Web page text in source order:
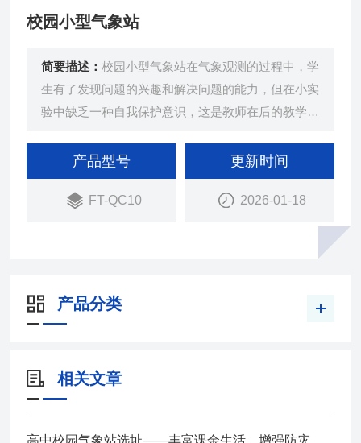
校园小型气象站
简要描述：校园小型气象站在气象观测的过程中，学
生有了发现问题的兴趣和解决问题的能力，但在小实
验中缺乏一种自我保护意识，这是教师在后的教学中
器，太阳能供电系统，立杆支架，云平台五部分组
成。
产品型号
FT-QC10
更新时间
2026-01-18
产品分类
相关文章